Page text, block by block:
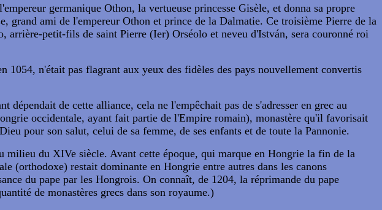
germanique Othon, la vertueuse princesse Gisèle, et donna sa propre
ami de l'empereur Othon et prince de la Dalmatie. Ce troisième Pierre de la
petit-fils de saint Pierre (Ier) Orséolo et neveu d'István, sera couronné roi
n'était pas flagrant aux yeux des fidèles des pays nouvellement convertis
de cette alliance, cela ne l'empêchait pas de s'adresser en grec au
occidentale, ayant fait partie de l'Empire romain), monastère qu'il favorisait
pour son salut, celui de sa femme, de ses enfants et de toute la Pannonie.
milieu du XIVe siècle. Avant cette époque, qui marque en Hongrie la fin de la
(orthodoxe) restait dominante en Hongrie entre autres dans les canons
du pape par les Hongrois. On connaît, de 1204, la réprimande du pape
de monastères grecs dans son royaume.)